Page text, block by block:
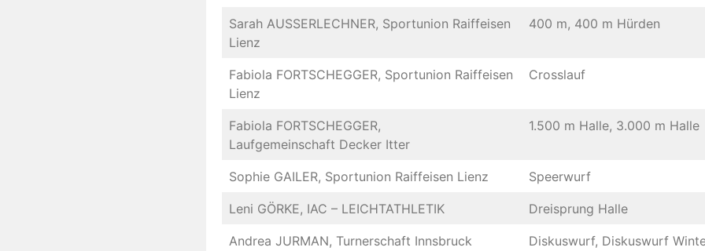
Sarah AUSSERLECHNER, Sportunion Raiffeisen
Lienz
400 m, 400 m Hürden
Fabiola FORTSCHEGGER, Sportunion Raiffeisen
Lienz
Crosslauf
Fabiola FORTSCHEGGER,
Laufgemeinschaft Decker Itter
1.500 m Halle, 3.000 m Halle
Sophie GAILER, Sportunion Raiffeisen Lienz Speerwurf
Leni GÖRKE, IAC – LEICHTATHLETIK Dreisprung Halle
Andrea JURMAN, Turnerschaft Innsbruck
Diskuswurf, Diskuswurf